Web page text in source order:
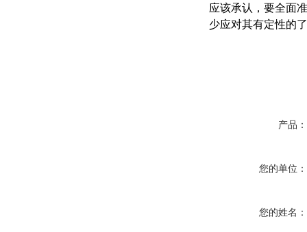
应该承认，要全面
少应对其有定性的
产品：
您的单位：
您的姓名：